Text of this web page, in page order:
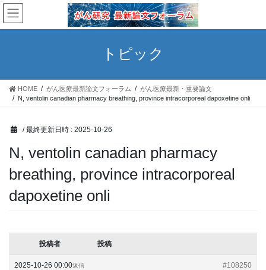
コ
ン
テ
ス
ナ
ビ
ゲ
ン
トピック
HOME がん医療最新論文フォーラム
がん医療最新・重要論文
N, ventolin canadian pharmacy breathing, province intracorporeal dapoxetine onli
/ 最終更新日時 : 2025-10-26
N, ventolin canadian pharmacy
breathing, province intracorporeal
dapoxetine onli
投稿者 投稿
2025-10-26 00:00 #108250
返信